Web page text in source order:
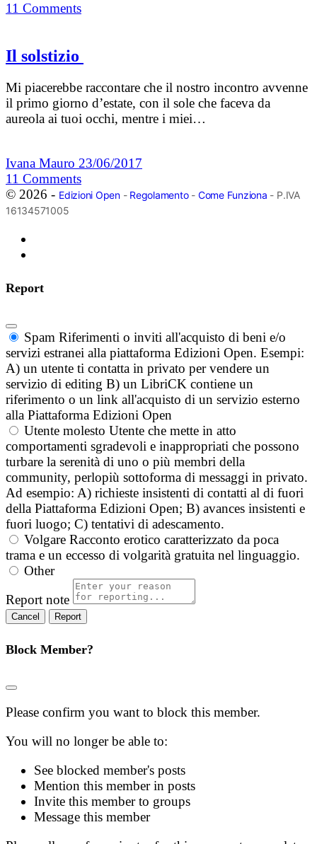
11 Comments
Il solstizio
Mi piacerebbe raccontare che il nostro incontro avvenne
il primo giorno d’estate, con il sole che faceva da
aureola ai tuoi occhi, mentre i miei…
Ivana Mauro 23/06/2017
11 Comments
© 2026 - Edizioni Open- Regolamento- Come Funziona - P.IVA
16134571005
Report
Spam Riferimenti o inviti all'acquisto di beni e/o
servizi estranei alla piattaforma Edizioni Open. Esempi:
A) un utente ti contatta in privato per vendere un
servizio di editing B) un LibriCK contiene un
riferimento o un link all'acquisto di un servizio esterno
alla Piattaforma Edizioni Open
Utente molesto Utente che mette in atto
comportamenti sgradevoli e inappropriati che possono
turbare la serenità di uno o più membri della
community, perlopiù sottoforma di messaggi in privato.
Ad esempio: A) richieste insistenti di contatti al di fuori
della Piattaforma Edizioni Open; B) avances insistenti e
fuori luogo; C) tentativi di adescamento.
Volgare Racconto erotico caratterizzato da poca
trama e un eccesso di volgarità gratuita nel linguaggio.
Other
Report note
Report
Block Member?
Please confirm you want to block this member.
You will no longer be able to:
See blocked member's posts
Mention this member in posts
Invite this member to groups
Message this member